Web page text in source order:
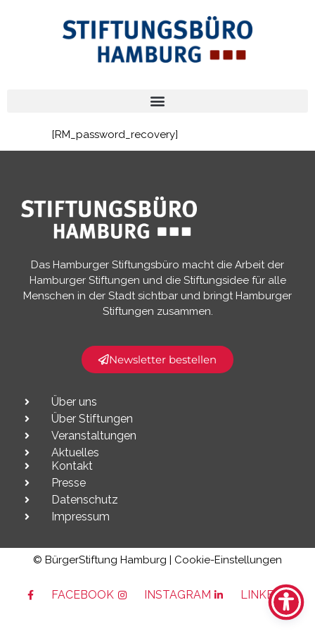
[RM_password_recovery]
Das Hamburger Stiftungsbüro macht die Arbeit der
Hamburger Stiftungen und die Stiftungsidee für alle
Menschen in der Stadt sichtbar und bringt Hamburger
Stiftungen zusammen.​
Newsletter bestellen
Über uns
Über Stiftungen
Veranstaltungen
Aktuelles
Kontakt
Presse
Datenschutz
Impressum
© BürgerStiftung Hamburg | Cookie-Einstellungen
FACEBOOK INSTAGRAM LINKEDIN